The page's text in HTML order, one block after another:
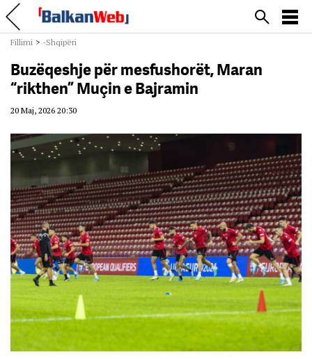
Fillimi > -Shqipëri
Buzëqeshje për mesfushorët, Maran
“rikthen” Muçin e Bajramin
20 Maj, 2026 20:30